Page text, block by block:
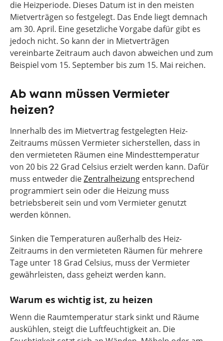
die Heizperiode. Dieses Datum ist in den meisten
Mietverträgen so festgelegt. Das Ende liegt demnach
am 30. April. Eine gesetzliche Vorgabe dafür gibt es
jedoch nicht. So kann der in Mietverträgen
vereinbarte Zeitraum auch davon abweichen und zum
Beispiel vom 15. September bis zum 15. Mai reichen.
Ab wann müssen Vermieter
heizen?
Innerhalb des im Mietvertrag festgelegten Heiz-
Zeitraums müssen Vermieter sicherstellen, dass in
den vermieteten Räumen eine Mindesttemperatur
von 20 bis 22 Grad Celsius erzielt werden kann. Dafür
muss entweder dieZentralheizung entsprechend
programmiert sein oder die Heizung muss
betriebsbereit sein und vom Vermieter genutzt
werden können.
Sinken die Temperaturen außerhalb des Heiz-
Zeitraums in den vermieteten Räumen für mehrere
Tage unter 18 Grad Celsius, muss der Vermieter
gewährleisten, dass geheizt werden kann.
Warum es wichtig ist, zu heizen
Wenn die Raumtemperatur stark sinkt und Räume
auskühlen, steigt die Luftfeuchtigkeit an. Die